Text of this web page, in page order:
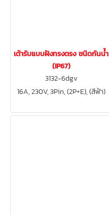
เต้ารับแบบฝังทรงตรง ชนิดกันน้ำ
(IP67)
3132-6dgv
16A, 230V, 3Pin, (2P+E), (สีฟ้า)